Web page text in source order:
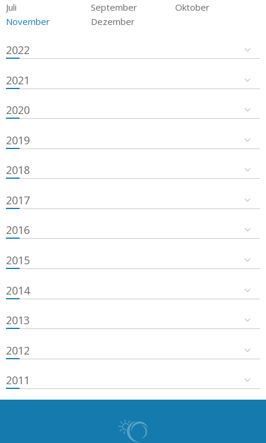
Juli
September
Oktober
November
Dezember
2022
2021
2020
2019
2018
2017
2016
2015
2014
2013
2012
2011